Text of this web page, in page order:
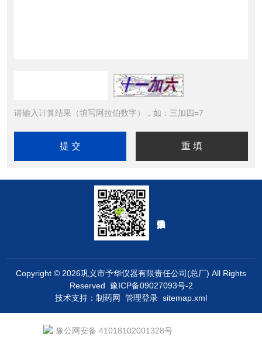
请输入计算结果（填写阿拉伯数字），如：三加四=7
Copyright © 2026巩义市予华仪器有限责任公司(总厂) All Rights
Reserved 豫ICP备09027093号-2
技术支持： 制药网 管理登录 sitemap.xml
豫公网安备 41018102001328号